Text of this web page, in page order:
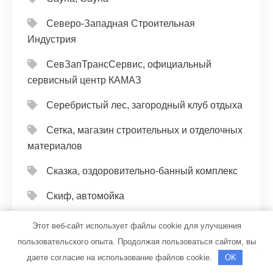
Северо-Западная Строительная
Индустрия
СевЗапТрансСервис, официальный
сервисный центр КАМАЗ
Серебристый лес, загородный клуб отдыха
Сетка, магазин строительных и отделочных
материалов
Сказка, оздоровительно-банный комплекс
Скиф, автомойка
Слобода, гостиничный комплекс
Служба заказа эвакуации и спецтехники,
Служба заказа эвакуации и спецтехники
Этот веб-сайт использует файлы cookie для улучшения
пользовательского опыта. Продолжая пользоваться сайтом, вы
даете согласие на использование файлов cookie.
OK